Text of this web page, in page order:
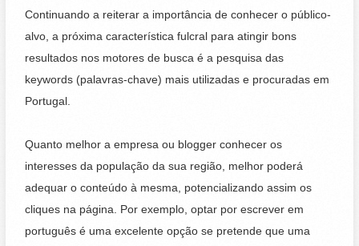
Continuando a reiterar a importância de conhecer o público-
alvo, a próxima característica fulcral para atingir bons
resultados nos motores de busca é a pesquisa das
keywords (palavras-chave) mais utilizadas e procuradas em
Portugal.
Quanto melhor a empresa ou blogger conhecer os
interesses da população da sua região, melhor poderá
adequar o conteúdo à mesma, potencializando assim os
cliques na página. Por exemplo, optar por escrever em
português é uma excelente opção se pretende que uma